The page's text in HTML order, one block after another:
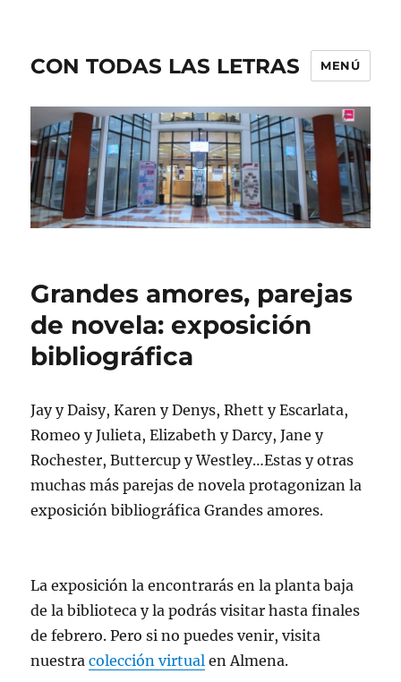
CON TODAS LAS LETRAS MENÚ
Grandes amores, parejas
de novela: exposición
bibliográfica
Jay y Daisy, Karen y Denys, Rhett y Escarlata,
Romeo y Julieta, Elizabeth y Darcy, Jane y
Rochester, Buttercup y Westley…Estas y otras
muchas más parejas de novela protagonizan la
exposición bibliográfica Grandes amores.
La exposición la encontrarás en la planta baja
de la biblioteca y la podrás visitar hasta finales
de febrero. Pero si no puedes venir, visita
nuestracolección virtual en Almena.